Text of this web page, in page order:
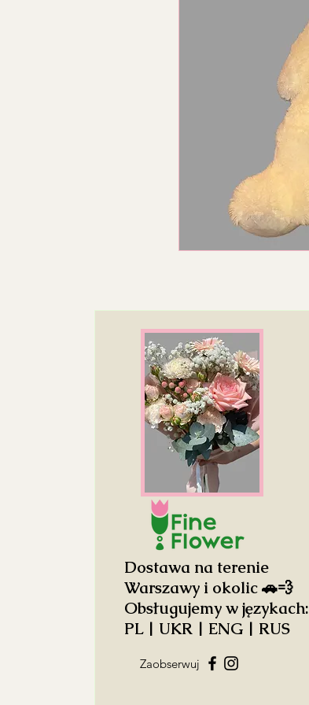
Dostawa na terenie
Warszawy i okolic 🚗💨
Obsługujemy w językach:
PL | UKR | ENG | RUS
Zaobserwuj